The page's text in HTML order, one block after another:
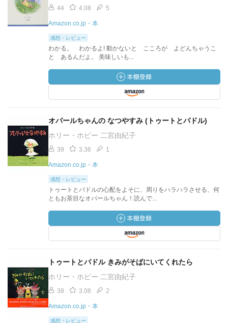
44 4.08 5
Amazon.co.jp・本
感想・レビュー
わかる。 わかるよ! 動かないと こころが よどんちゃうこ
と あるんだよ。 美味しいも...
オパールちゃんの なつやすみ (トゥートとパドル)
ホリー・ホビー 二宮由紀子
39 3.36 1
Amazon.co.jp・本
感想・レビュー
トゥートとパドルの心配をよそに、周りをハラハラさせる、何
ともお茶目なオパールちゃん！読んで...
トゥートとパドル きみがそばにいてくれたら
ホリー・ホビー 二宮由紀子
38 3.08 2
Amazon.co.jp・本
感想・レビュー